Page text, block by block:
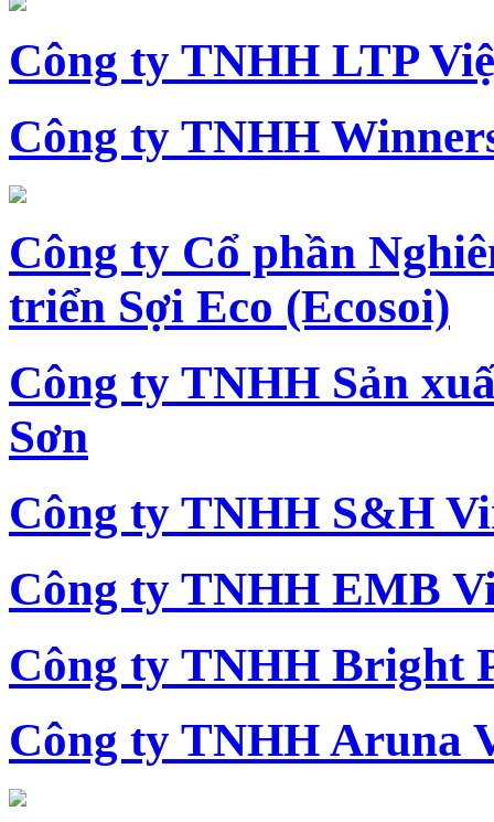
Công ty TNHH LTP
Công ty TNHH
Công ty Cổ phần
triển Sợi Eco (Ecosoi)
Công ty TNHH Sản
Sơn
Công ty TNHH S&H
Công ty TNHH EMB
Công ty TNHH Bright
Công ty TNHH Aruna